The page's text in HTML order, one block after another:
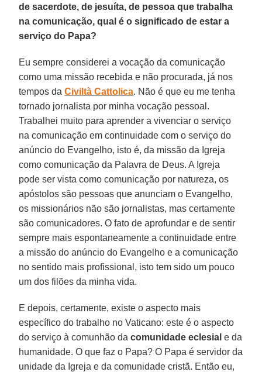
de sacerdote, de jesuíta, de pessoa que trabalha
na comunicação, qual é o significado de estar a
serviço do Papa?
Eu sempre considerei a vocação da comunicação
como uma missão recebida e não procurada, já nos
tempos daCiviltà Cattolica. Não é que eu me tenha
tornado jornalista por minha vocação pessoal.
Trabalhei muito para aprender a vivenciar o serviço
na comunicação em continuidade com o serviço do
anúncio do Evangelho, isto é, da missão da Igreja
como comunicação da Palavra de Deus. A Igreja
pode ser vista como comunicação por natureza, os
apóstolos são pessoas que anunciam o Evangelho,
os missionários não são jornalistas, mas certamente
são comunicadores. O fato de aprofundar e de sentir
sempre mais espontaneamente a continuidade entre
a missão do anúncio do Evangelho e a comunicação
no sentido mais profissional, isto tem sido um pouco
um dos filões da minha vida.
E depois, certamente, existe o aspecto mais
específico do trabalho no Vaticano: este é o aspecto
do serviço à comunhão dacomunidade eclesial e da
humanidade. O que faz o Papa? O Papa é servidor da
unidade da Igreja e da comunidade cristã. Então eu,